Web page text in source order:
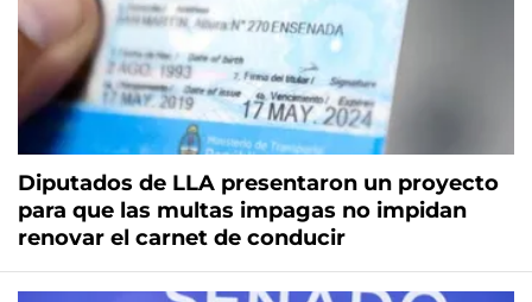
Diputados de LLA presentaron un proyecto
para que las multas impagas no impidan
renovar el carnet de conducir